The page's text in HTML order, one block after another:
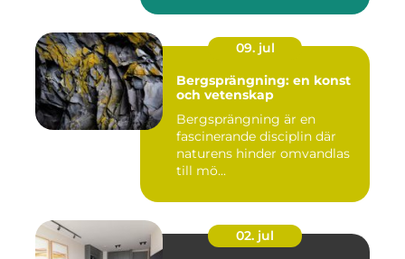
09. jul
Bergsprängning: en konst
och vetenskap
Bergsprängning är en
fascinerande disciplin där
naturens hinder omvandlas
till mö...
02. jul